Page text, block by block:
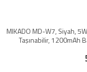
MIKADO MD-W7, Siyah,
Taşınabilir, 1200mAh